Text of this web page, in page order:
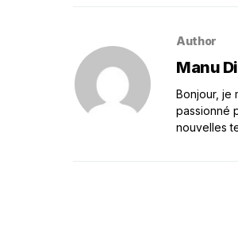
Author
Manu
Bonjour, je
passionné
nouvelles